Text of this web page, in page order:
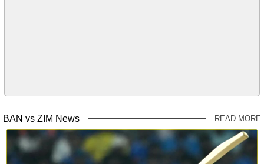
BAN vs ZIM News READ MORE